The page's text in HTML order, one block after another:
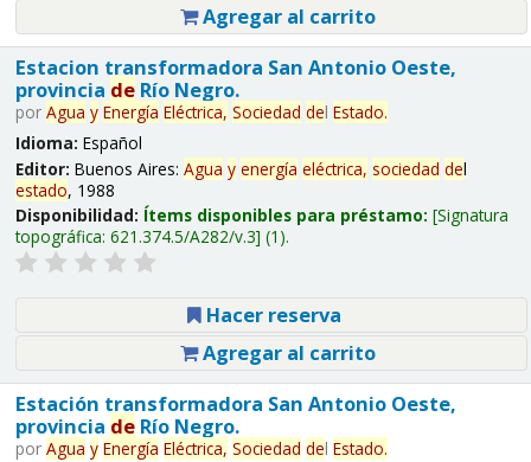
Agregar al carrito
Estacion transformadora San Antonio Oeste,
provincia deRío Negro.
por Agua y Energía Eléctrica, Sociedad del Estado.
Idioma: Español
Editor: Buenos Aires: Agua y energía eléctrica, sociedad del
estado, 1988
Disponibilidad: Ítems disponibles para préstamo: Signatura
topográfica: 621.374.5/A282/v.3 (1).
Hacer reserva
Agregar al carrito
Estación transformadora San Antonio Oeste,
provincia deRío Negro.
por Agua y Energía Eléctrica, Sociedad del Estado.